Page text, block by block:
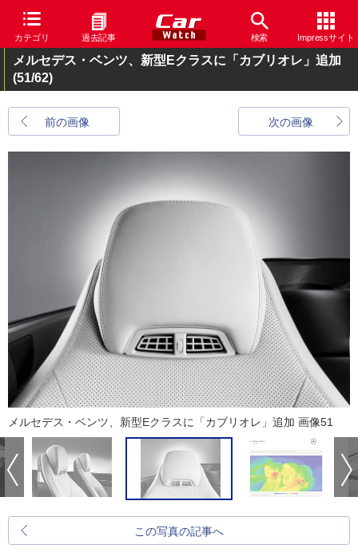
カテゴリ 過去記事 検索 Impressサイト
メルセデス・ベンツ、新型Eクラスに「カブリオレ」追加
(51/62)
前の画像 次の画像
メルセデス・ベンツ、新型Eクラスに「カブリオレ」追加 画像51
この写真の記事へ